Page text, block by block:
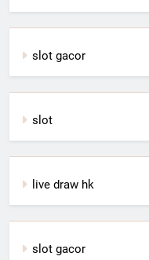
slot gacor
slot
live draw hk
slot gacor